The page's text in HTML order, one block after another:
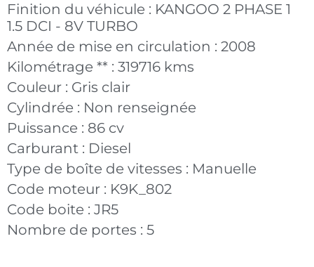
Finition du véhicule : KANGOO 2 PHASE 1
1.5 DCI - 8V TURBO
Année de mise en circulation : 2008
Kilométrage ** : 319716 kms
Couleur : Gris clair
Cylindrée : Non renseignée
Puissance : 86 cv
Carburant : Diesel
Type de boîte de vitesses : Manuelle
Code moteur : K9K_802
Code boite : JR5
Nombre de portes : 5